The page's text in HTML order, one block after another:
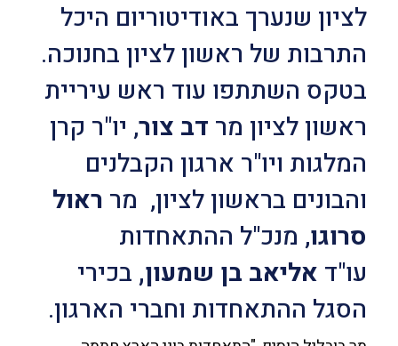
לציון שנערך באודיטוריום היכל
התרבות של ראשון לציון בחנוכה.
בטקס השתתפו עוד ראש עיריית
ראשון לציון מר דב צור, יו"ר קרן
המלגות ויו"ר ארגון הקבלנים
והבונים בראשון לציון, מר ראול
סרוגו, מנכ"ל ההתאחדות
עו"ד אליאב בן שמעון, בכירי
הסגל ההתאחדות וחברי הארגון.